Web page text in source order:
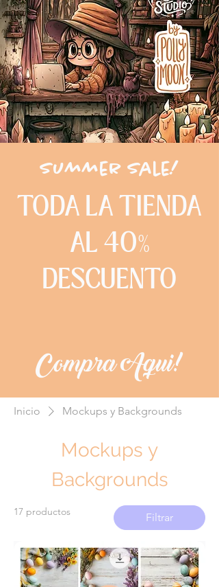
Summer Sale!
TODA LA TIENDA
AL 40%
DESCUENTO
Compra Aqui!
Inicio Mockups y Backgrounds
Mockups y
Backgrounds
17 productos Filtrar